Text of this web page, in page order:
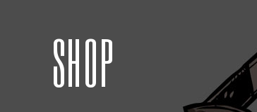
SHOP